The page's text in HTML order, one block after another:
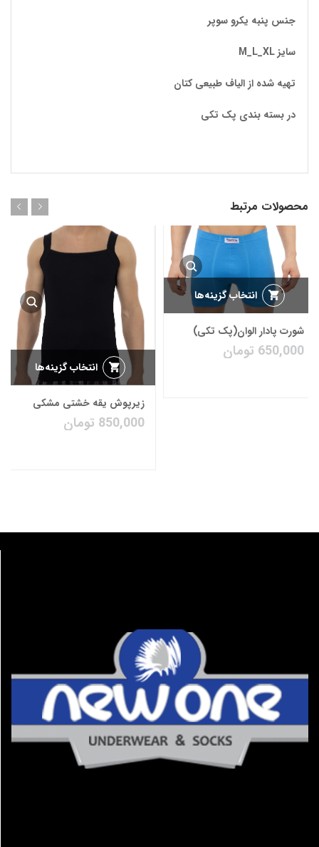
جنس پنبه یکرو سوپر
سایز M_L_XL
تهیه شده از الیاف طبیعی کتان
در بسته بندی پک تکی
محصولات مرتبط
انتخاب گزینه‌ها
شورت پادار الوان(پک تکی)
650,000 تومان
انتخاب گزینه‌ها
زیرپوش یقه خشتی مشکی
850,000 تومان